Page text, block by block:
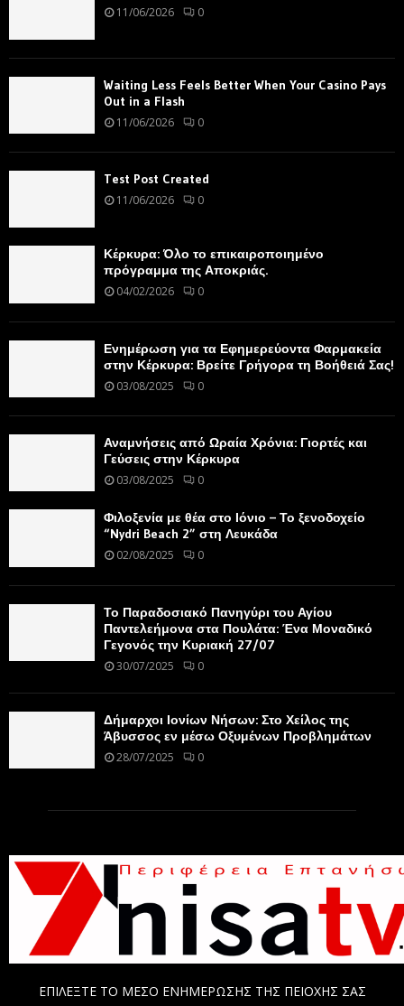
11/06/2026 0
Waiting Less Feels Better When Your Casino Pays
Out in a Flash
11/06/2026 0
Test Post Created
11/06/2026 0
Κέρκυρα: Όλο το επικαιροποιημένο
πρόγραμμα της Αποκριάς.
04/02/2026 0
Ενημέρωση για τα Εφημερεύοντα Φαρμακεία
στην Κέρκυρα: Βρείτε Γρήγορα τη Βοήθειά Σας!
03/08/2025 0
Αναμνήσεις από Ωραία Χρόνια: Γιορτές και
Γεύσεις στην Κέρκυρα
03/08/2025 0
Φιλοξενία με θέα στο Ιόνιο – Το ξενοδοχείο
“Nydri Beach 2” στη Λευκάδα
02/08/2025 0
Το Παραδοσιακό Πανηγύρι του Αγίου
Παντελεήμονα στα Πουλάτα: Ένα Μοναδικό
Γεγονός την Κυριακή 27/07
30/07/2025 0
Δήμαρχοι Ιονίων Νήσων: Στο Χείλος της
Άβυσσος εν μέσω Οξυμένων Προβλημάτων
28/07/2025 0
ΕΠΙΛΕΞΤΕ ΤΟ ΜΕΣΟ ΕΝΗΜΕΡΩΣΗΣ ΤΗΣ ΠΕΙΟΧΗΣ ΣΑΣ